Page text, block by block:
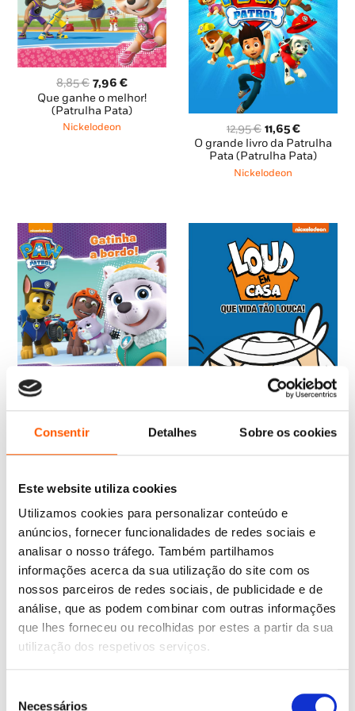
Consentir Detalhes Sobre os cookies
Este website utiliza cookies
Utilizamos cookies para personalizar conteúdo e
anúncios, fornecer funcionalidades de redes sociais e
analisar o nosso tráfego. Também partilhamos
informações acerca da sua utilização do site com os
nossos parceiros de redes sociais, de publicidade e de
análise, que as podem combinar com outras informações
que lhes forneceu ou recolhidas por estes a partir da sua
utilização dos respetivos serviços.
Necessários
8,85€ O
preço
original
era:
7,96 €O
preço
atual
Que ganhe o melhor!
(Patrulha Pata)
Nickelodeon 12,95€ O
preço
original
era:
11,65€O
preço
atual
O grande livro da Patrulha
Pata (Patrulha Pata)
Nickelodeon
preço
8,85 €.
preço
atual
7,96 €.
Gatinha a bordo! (Patrulha
Pata)
10,45 €.